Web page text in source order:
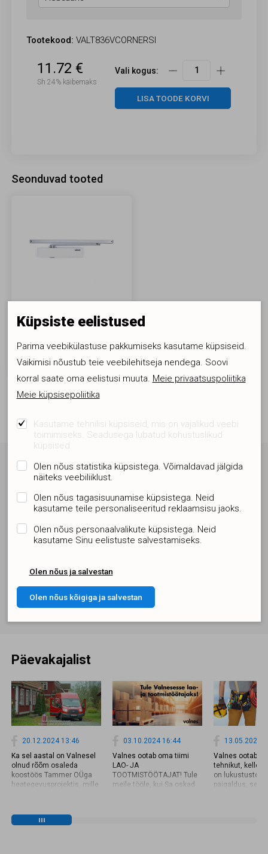
Tootekood: VALT836VCORNERSI
11.72 €
Sh 24% käibemaks
Vali kogus:
LISA TOODE KORVI
Seonduvad tooted
Uksesulgur liugvarrega
80.60 €
Liitu uudiskirjaga ja ole informeeritud
Asjalik ja huvitav informatsioon. Head pakkumised. Kliki kaugusel
Nõustunprivaatustingimustega
LIITUN UUDISKIRJAGA
Päevakajalist
20.12.2024 13:46
Ka sel aastal on Valnesel
olnud rõõm osaleda
koostöös Tammer OÜga
heategevusprojektis, mille
tuletõkkeuksed. Valnes
varustas uued
03.10.2024 16:44
Valnes ootab oma tiimi
LAO- JA
TOOTMISTÖÖTAJAT! Tule
meile tööle, kui Sa oskad
13.05.2024
Valnes ootab
tehnikut, kelle
on
paigaldus,
Küpsiste eelistused
Parima veebikülastuse pakkumiseks kasutame küpsiseid.
Vaikimisi nõustub teie veebilehitseja nendega. Soovi
korral saate oma eelistusi muuta. Meie privaatsuspoliitika
Meie küpsisepoliitika
Kasutame tehnilisi küpsiseid, mis on vajalikud veebi
toimimiseks. Seadusega lubatud kohustuslikud
küpsised.
Olen nõus statistika küpsistega. Võimaldavad jälgida
näiteks veebiliiklust.
Olen nõus tagasisuunamise küpsistega. Neid
kasutame teile personaliseeritud reklaamsisu jaoks.
Olen nõus personaalvalikute küpsistega. Neid
kasutame Sinu eelistuste salvestamiseks.
Olen nõus ja salvestan
Olen nõus kõigiga ja salvestan